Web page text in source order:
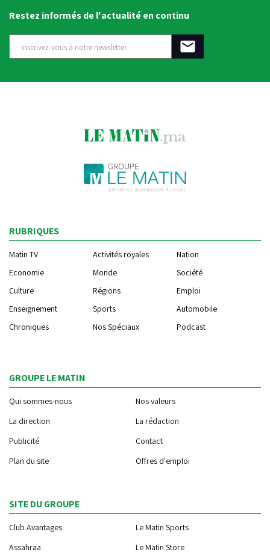
Restez informés de l'actualité en continu
RUBRIQUES
Matin TV Activités royales
Nation
Economie
Monde
Société
Culture
Régions
Emploi
Enseignement
Sports
Automobile
Chroniques
Nos Spéciaux Podcast
GROUPE LE MATIN
Qui sommes-nous
Nos valeurs
La direction
La rédaction
Publicité
Contact
Plan du site
Offres d'emploi
SITE DU GROUPE
Club Avantages
Le Matin Sports
Assahraa
Le Matin Store